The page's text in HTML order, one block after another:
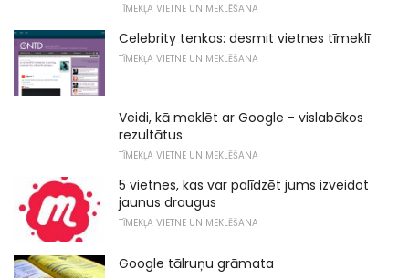
TĪMEKĻA VIETNE UN MEKLĒŠANA
Celebrity tenkas: desmit vietnes tīmeklī
TĪMEKĻA VIETNE UN MEKLĒŠANA
Veidi, kā meklēt ar Google - vislabākos
rezultātus
TĪMEKĻA VIETNE UN MEKLĒŠANA
5 vietnes, kas var palīdzēt jums izveidot
jaunus draugus
TĪMEKĻA VIETNE UN MEKLĒŠANA
Google tālruņu grāmata